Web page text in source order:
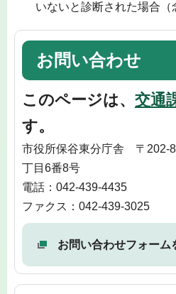
いないと診断された場合（
お問い合わせ
このページは、 交通
す。
市役所保谷東分庁舎 〒202-
丁目6番8号
電話：042-439-4435
ファクス：042-439-3025
お問い合わせフォーム